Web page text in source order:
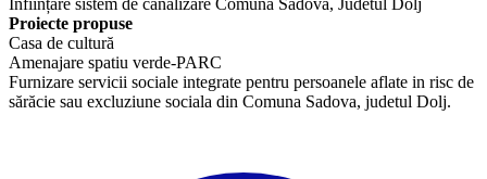
Proiecte propuse
Casa de cultură
Amenajare spatiu verde-PARC
Furnizare servicii sociale integrate pentru persoanele aflate in risc de
sărăcie sau excluziune sociala din Comuna Sadova, judetul Dolj.